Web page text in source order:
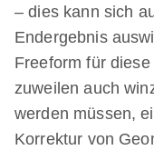
– dies kann sich
Endergebnis
Freeform für
zuweilen auch
werden müssen,
Korrektur von